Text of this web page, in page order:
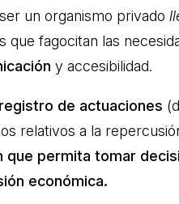
un organismo privado
que fagocitan las
y accesibilidad.
registro de actuaciones
relativos a la
que permita tomar
económica.